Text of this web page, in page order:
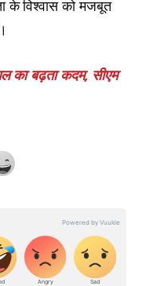
के विश्वास को मजबूत
का बढ़ता कदम, सीएम